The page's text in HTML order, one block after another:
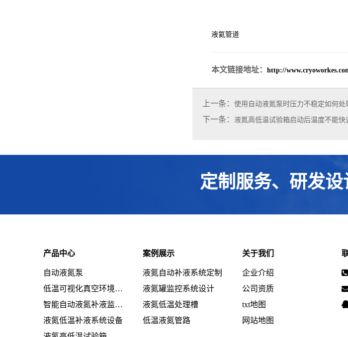
液氦管道
本文链接地址： http://
上一条： 使用自动液氮泵时压力不稳定如何处
下一条： 液氮高低温试验箱启动后温度不能
定制服务、研发
产品中心
自动液氮泵
低温可视化真空环境系统设备
智能自动液氮补液监控系统设备
液氮低温补液系统设备
案例展示
液氮自动补液系统定制
液氮罐监控系统设计
液氮低温处理槽
低温液氮管路
关于我们
企业介绍
公司资质
txt地图
网站地图